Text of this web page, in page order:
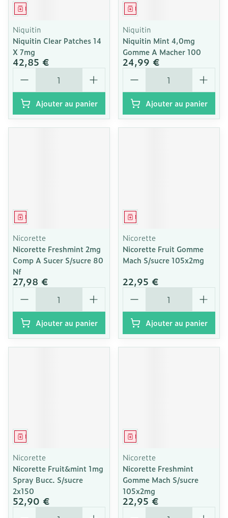
Médicament
Niquitin
Niquitin Clear Patches 14
X 7mg
42,85 €
Quantité
Ajouter au panier
Médicament
Niquitin
Niquitin Mint 4,0mg
Gomme A Macher 100
24,99 €
Quantité
Ajouter au panier
Médicament
Nicorette
Nicorette Freshmint 2mg
Comp A Sucer S/sucre 80
Nf
27,98 €
Quantité
Ajouter au panier
Médicament
Nicorette
Nicorette Fruit Gomme
Mach S/sucre 105x2mg
22,95 €
Quantité
Ajouter au panier
Médicament
Nicorette
Nicorette Fruit&mint 1mg
Spray Bucc. S/sucre
2x150
52,90 €
Quantité
Médicament
Nicorette
Nicorette Freshmint
Gomme Mach S/sucre
105x2mg
22,95 €
Quantité